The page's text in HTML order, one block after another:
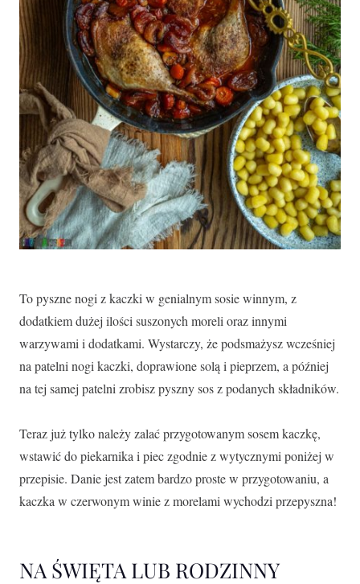
To pyszne nogi z kaczki w genialnym sosie winnym, z
dodatkiem dużej ilości suszonych moreli oraz innymi
warzywami i dodatkami. Wystarczy, że podsmażysz wcześniej
na patelni nogi kaczki, doprawione solą i pieprzem, a później
na tej samej patelni zrobisz pyszny sos z podanych składników.
Teraz już tylko należy zalać przygotowanym sosem kaczkę,
wstawić do piekarnika i piec zgodnie z wytycznymi poniżej w
przepisie. Danie jest zatem bardzo proste w przygotowaniu, a
kaczka w czerwonym winie z morelami wychodzi przepyszna!
NA ŚWIĘTA LUB RODZINNY